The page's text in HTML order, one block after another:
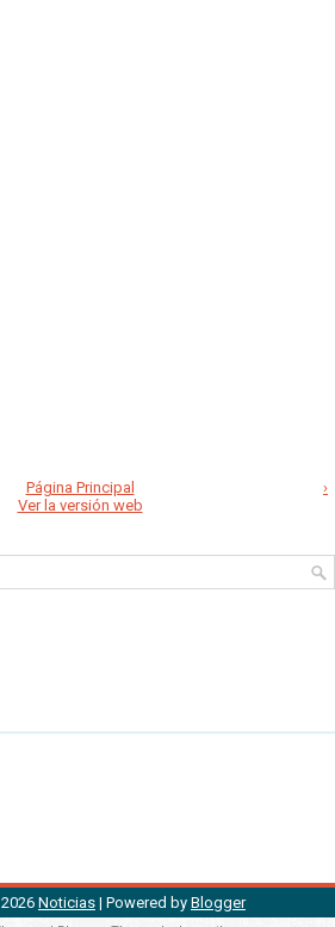
›
Página Principal
Ver la versión web
2026 Noticias | Powered by Blogger